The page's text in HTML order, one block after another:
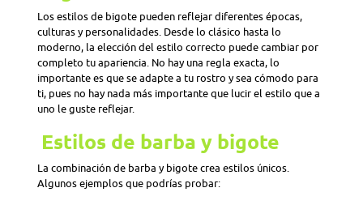
Los estilos de bigote pueden reflejar diferentes épocas,
culturas y personalidades. Desde lo clásico hasta lo
moderno, la elección del estilo correcto puede cambiar por
completo tu apariencia. No hay una regla exacta, lo
importante es que se adapte a tu rostro y sea cómodo para
ti, pues no hay nada más importante que lucir el estilo que a
uno le guste reflejar.
Estilos de barba y bigote
La combinación de barba y bigote crea estilos únicos.
Algunos ejemplos que podrías probar: